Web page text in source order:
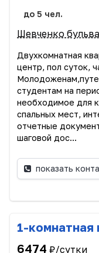
до 5 чел.
Шевченко
Двухкомнатная
центр, пол суток,
студентам на
необходимое для
спальных мест,
отчетные
шаговой дос...
показать
1-комнатная
6474 ₽/сутки